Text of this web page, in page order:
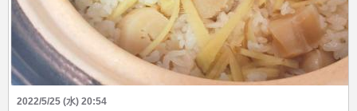
2022/5/25 (水) 20:54